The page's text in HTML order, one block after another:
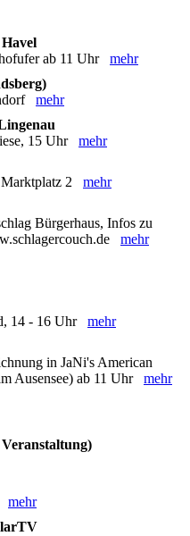
ab 11 Uhr mehr
mehr
15 Uhr mehr
2 mehr
Bürgerhaus, Infos zu
mehr
14 - 16 Uhr mehr
in JaNi's American
Ausensee) ab 11 Uhr mehr
Veranstaltung)
mehr